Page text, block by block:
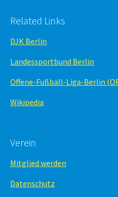
Related Links
DJK Berlin
Landessportbund Berlin
Offene-Fußball-Liga-Berlin
Wikipedia
Verein
Mitglied werden
Datenschutz